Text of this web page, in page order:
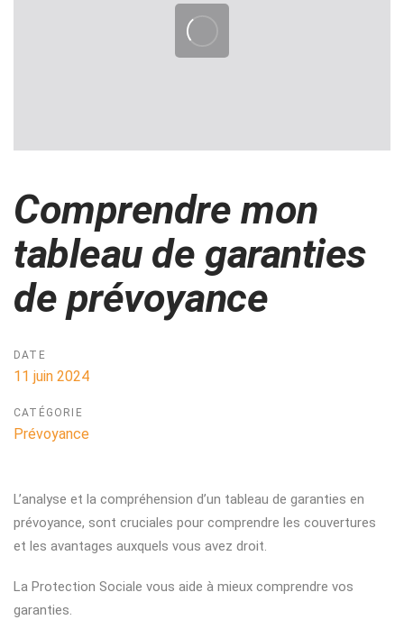
Comprendre mon
tableau de garanties
de prévoyance
DATE
11 juin 2024
CATÉGORIE
Prévoyance
L’analyse et la compréhension d’un tableau de garanties en
prévoyance, sont cruciales pour comprendre les couvertures
et les avantages auxquels vous avez droit.
La Protection Sociale vous aide à mieux comprendre vos
garanties.